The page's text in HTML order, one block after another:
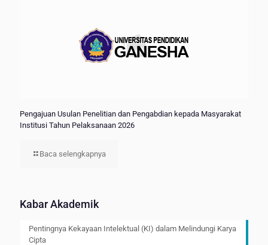
Pengajuan Usulan Penelitian dan Pengabdian kepada Masyarakat
Institusi Tahun Pelaksanaan 2026
Baca selengkapnya
Kabar Akademik
Pentingnya Kekayaan Intelektual (KI) dalam Melindungi Karya
Cipta